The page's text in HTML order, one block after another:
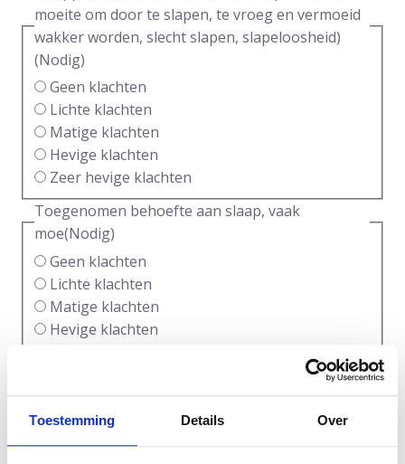
Toestemming Details Over
moeite om door te slapen, te vroeg en vermoeid
wakker worden, slecht slapen, slapeloosheid)
(Nodig)
Geen klachten
Lichte klachten
Matige klachten
Hevige klachten
Zeer hevige klachten
Toegenomen behoefte aan slaap, vaak
moe(Nodig)
Geen klachten
Lichte klachten
Matige klachten
Hevige klachten
Lichamelijke uitputting / afnemen van vitaliteit
activiteit, gebrek aan zin om iets te ondernemen,
het gevoel minder voor elkaar te krijgen, minder